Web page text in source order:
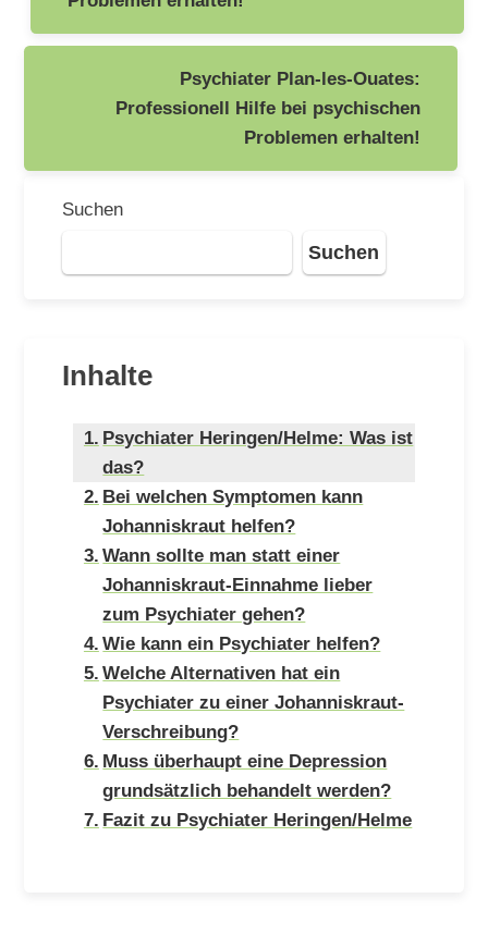
Psychiater Plan-les-Ouates:
Professionell Hilfe bei psychischen
Problemen erhalten!
Suchen
Suchen
Inhalte
Psychiater Heringen/Helme: Was ist
das?
Bei welchen Symptomen kann
Johanniskraut helfen?
Wann sollte man statt einer
Johanniskraut-Einnahme lieber
zum Psychiater gehen?
Wie kann ein Psychiater helfen?
Welche Alternativen hat ein
Psychiater zu einer Johanniskraut-
Verschreibung?
Muss überhaupt eine Depression
grundsätzlich behandelt werden?
Fazit zu Psychiater Heringen/Helme